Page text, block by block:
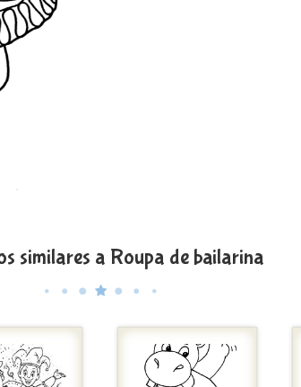
similares a Roupa de bailarina